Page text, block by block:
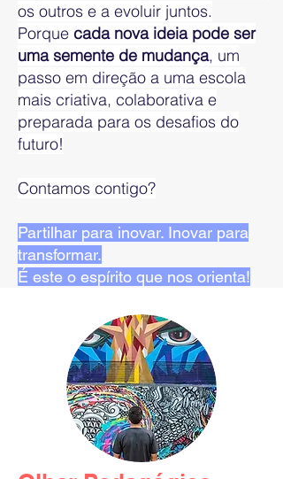
os outros e a evoluir juntos.
Porque cada nova ideia pode ser
uma semente de mudança, um
passo em direção a uma escola
mais criativa, colaborativa e
preparada para os desafios do
futuro!
Contamos contigo?
Partilhar para inovar. Inovar para
transformar.
É este o espírito que nos orienta!